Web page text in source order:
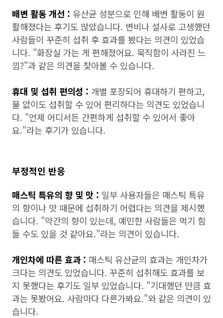
배변 활동 개선 : 유산균 성분으로 인해 배변 활동이 원
활해졌다는 후기도 많았습니다. 변비나 설사로 고생했던
사람들이 꾸준히 섭취 후 효과를 봤다는 의견이 있었습
니다. "화장실 가는 게 편해졌어요. 묵직함이 사라진 느
낌?"과 같은 의견을 찾아볼 수 있습니다.
휴대 및 섭취 편의성 : 개별 포장되어 휴대하기 편하고,
물 없이도 섭취할 수 있어 편리하다는 의견도 있었습니
다. "언제 어디서든 간편하게 섭취할 수 있어서 좋아
요."라는 후기가 있습니다.
부정적인 반응
매스틱 특유의 향 및 맛 : 일부 사용자들은 매스틱 특유
의 향이나 맛 때문에 섭취하기 어렵다는 의견을 제시했
습니다. "약간의 향이 있는데, 예민한 사람들은 먹기 힘
들 수도 있을 것 같아요."라는 의견이 있습니다.
개인차에 따른 효과 : 매스틱 유산균의 효과는 개인차가
크다는 의견도 있었습니다. 꾸준히 섭취해도 효과를 보
지 못했다는 후기도 일부 있었습니다. "기대했던 만큼 효
과는 못봤어요. 사람마다 다른가봐요."와 같은 의견이 있
습니다.